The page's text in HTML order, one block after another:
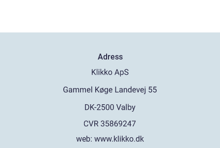
Adress
web: www.klikko.dk